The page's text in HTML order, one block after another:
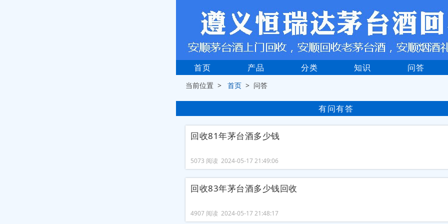
首页 产品 分类 知识 问答
当前位置 >首页 > 问答
有问有答
回收81年茅台酒多少钱
5073 阅读 2024-05-17 21:49:06
回收83年茅台酒多少钱回收
4907 阅读 2024-05-17 21:48:17